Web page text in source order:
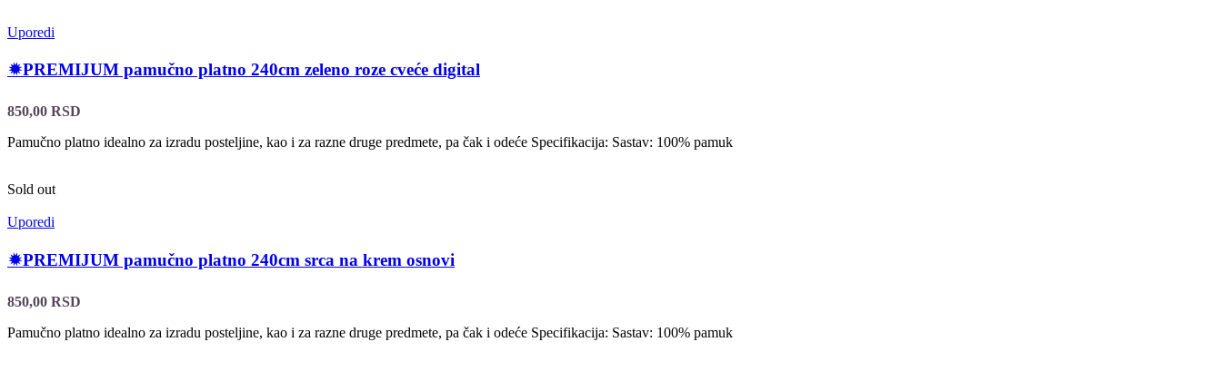
Uporedi
🟒PREMIJUM pamučno platno 240cm zeleno roze cveće digital
850,00 RSD
Pamučno platno idealno za izradu posteljine, kao i za razne druge predmete, pa čak i odeće Specifikacija: Sastav: 100% pamuk
Sold out
Uporedi
🟒PREMIJUM pamučno platno 240cm srca na krem osnovi
850,00 RSD
Pamučno platno idealno za izradu posteljine, kao i za razne druge predmete, pa čak i odeće Specifikacija: Sastav: 100% pamuk